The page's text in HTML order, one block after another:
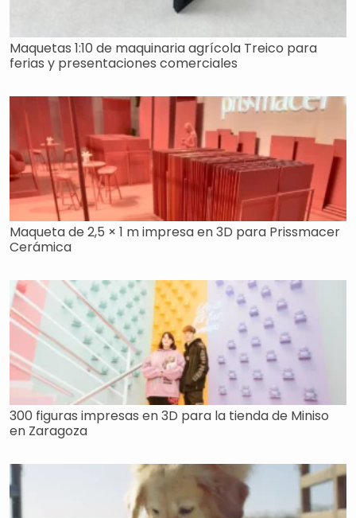
Maquetas 1:10 de maquinaria agrícola Treico para
ferias y presentaciones comerciales
Maqueta de 2,5 × 1 m impresa en 3D para Prissmacer
Cerámica
300 figuras impresas en 3D para la tienda de Miniso
en Zaragoza